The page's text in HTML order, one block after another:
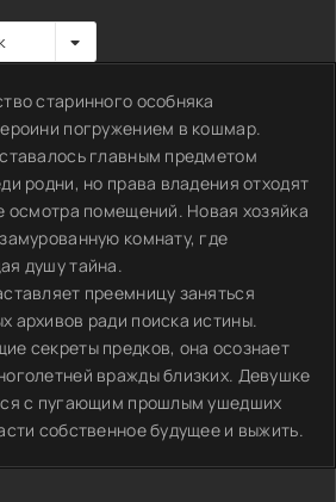
старинного особняка
погружением в кошмар.
главным предметом
родни, но права владения отходят
осмотра помещений. Новая хозяйка
комнату, где
душу тайна.
преемницу заняться
архивов ради поиска истины.
секреты предков, она осознает
вражды близких. Девушке
с пугающим прошлым ушедших
собственное будущее и выжить.